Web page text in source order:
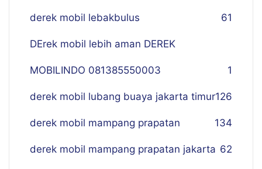
derek mobil lebakbulus 61
DErek mobil lebih aman DEREK
MOBILINDO 081385550003 1
derek mobil lubang buaya jakarta timur126
derek mobil mampang prapatan 134
derek mobil mampang prapatan jakarta 62